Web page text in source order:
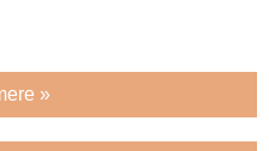
»